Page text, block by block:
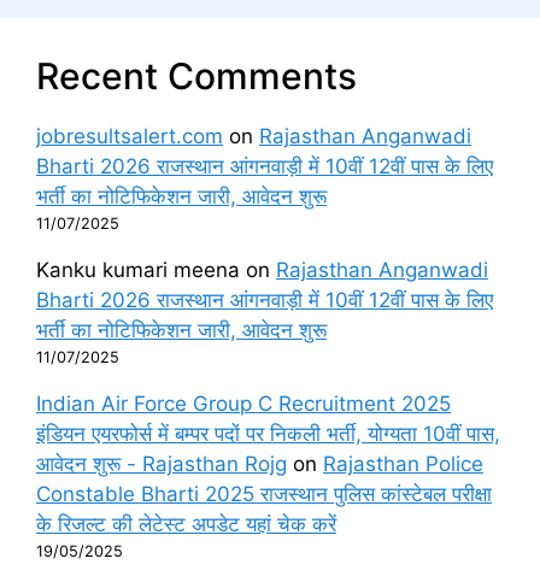
Recent Comments
jobresultsalert.com on Rajasthan Anganwadi
Bharti 2026 राजस्थान आंगनवाड़ी में 10वीं 12वीं पास के लिए
भर्ती का नोटिफिकेशन जारी, आवेदन शुरू
11/07/2025
Kanku kumari meena on Rajasthan Anganwadi
Bharti 2026 राजस्थान आंगनवाड़ी में 10वीं 12वीं पास के लिए
भर्ती का नोटिफिकेशन जारी, आवेदन शुरू
11/07/2025
Indian Air Force Group C Recruitment 2025
इंडियन एयरफोर्स में बम्पर पदों पर निकली भर्ती, योग्यता 10वीं पास,
आवेदन शुरू - Rajasthan Rojg on Rajasthan Police
Constable Bharti 2025 राजस्थान पुलिस कांस्टेबल परीक्षा
के रिजल्ट की लेटेस्ट अपडेट यहां चेक करें
19/05/2025